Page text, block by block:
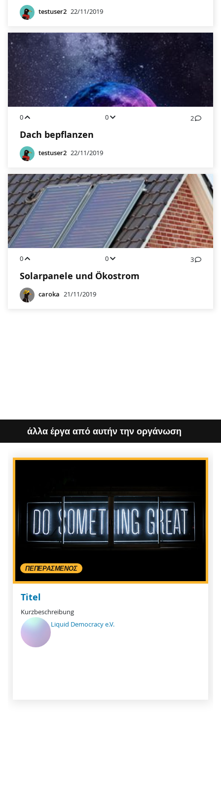
testuser2 22/11/2019
0 0 2
Dach bepflanzen
testuser2 22/11/2019
0 0 3
Solarpanele und Ökostrom
caroka 21/11/2019
άλλα έργα από αυτήν την οργάνωση
ΠΕΠΕΡΑΣΜΈΝΟΣ
Titel
Kurzbeschreibung
Liquid Democracy e.V.